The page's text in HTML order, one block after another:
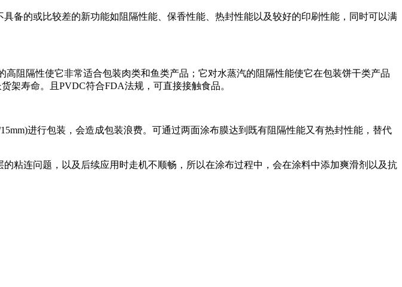
备的或比较差的新功能如阻隔性能、保香性能、热封性能以及较好的印刷性能，同时可以满
阻隔性使它非常适合包装肉类和鱼类产品；它对水蒸汽的阻隔性能使它在包装饼干类产品
架寿命。且PVDC符合FDA法规，可直接接触食品。
进行包装，会造成包装浪费。可通过两面涂布膜达到既有阻隔性能又有热封性能，替代
粘连问题，以及后续应用时走机不顺畅，所以在涂布过程中，会在涂料中添加爽滑剂以及抗